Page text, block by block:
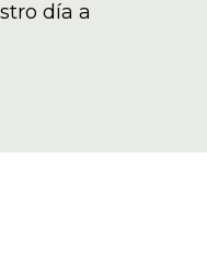
día a